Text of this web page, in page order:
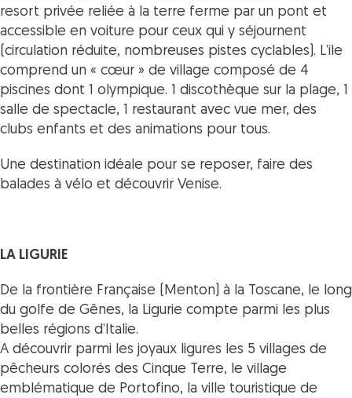
resort privée reliée à la terre ferme par un pont et
accessible en voiture pour ceux qui y séjournent
(circulation réduite, nombreuses pistes cyclables). L’ile
comprend un « cœur » de village composé de 4
piscines dont 1 olympique. 1 discothèque sur la plage, 1
salle de spectacle, 1 restaurant avec vue mer, des
clubs enfants et des animations pour tous.
Une destination idéale pour se reposer, faire des
balades à vélo et découvrir Venise.
LA LIGURIE
De la frontière Française (Menton) à la Toscane, le long
du golfe de Gênes, la Ligurie compte parmi les plus
belles régions d’Italie.
A découvrir parmi les joyaux ligures les 5 villages de
pêcheurs colorés des Cinque Terre, le village
emblématique de Portofino, la ville touristique de